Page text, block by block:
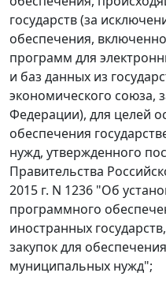
государств (за
обеспечения,
программ для
и баз данных из
экономического союза,
Федерации), для целей
обеспечения
нужд, утвержденного
Правительства
2015 г. N 1236 "Об
программного
иностранных
закупок для
муниципальных нужд";